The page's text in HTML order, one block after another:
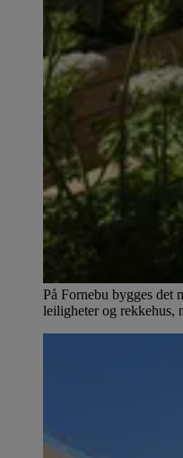
På Fornebu bygges det
leiligheter og rekkehus,